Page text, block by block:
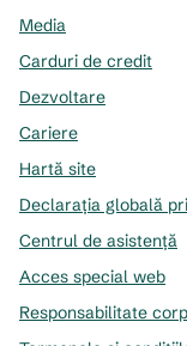
Media
Carduri de credit
Dezvoltare
Cariere
Hartă site
Declarația globală
Centrul de asistență
Acces special web
Responsabilitate